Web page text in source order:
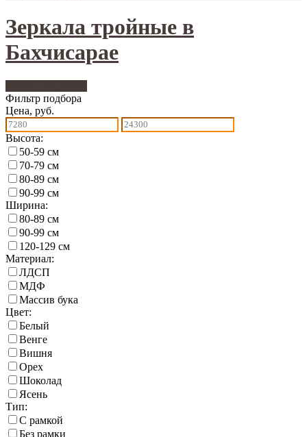
Зеркала тройные в
Бахчисарае
Фильтр подбора
Цена, руб.
Высота:
50-59 см
70-79 см
80-89 см
90-99 см
Ширина:
80-89 см
90-99 см
120-129 см
Материал:
ЛДСП
МДФ
Массив бука
Цвет:
Белый
Венге
Вишня
Орех
Шоколад
Ясень
Тип:
С рамкой
Без рамки